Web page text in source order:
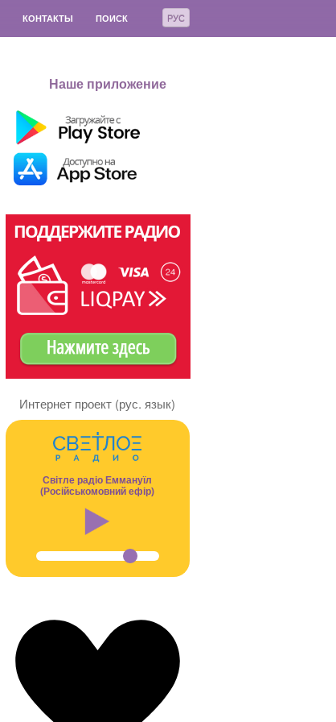
РУС
КОНТАКТЫ ПОИСК
Наше приложение
Интернет проект (рус. язык)
Світле радіо Еммануїл
(Російськомовний ефір)